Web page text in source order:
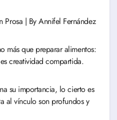
| By Annifel Fernández
más que preparar alimentos:
creatividad compartida.
su importancia, lo cierto es
al vínculo son profundos y